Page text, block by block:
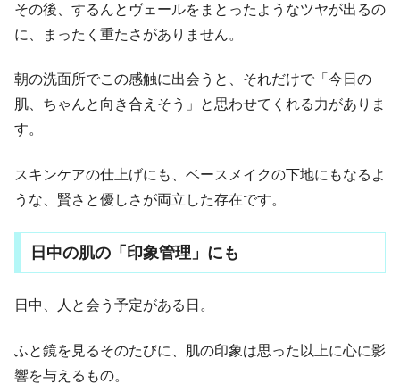
その後、するんとヴェールをまとったようなツヤが出るの
に、まったく重たさがありません。
朝の洗面所でこの感触に出会うと、それだけで「今日の
肌、ちゃんと向き合えそう」と思わせてくれる力がありま
す。
スキンケアの仕上げにも、ベースメイクの下地にもなるよ
うな、賢さと優しさが両立した存在です。
日中の肌の「印象管理」にも
日中、人と会う予定がある日。
ふと鏡を見るそのたびに、肌の印象は思った以上に心に影
響を与えるもの。